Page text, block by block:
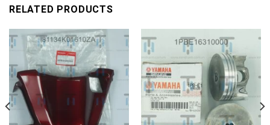
RELATED PRODUCTS